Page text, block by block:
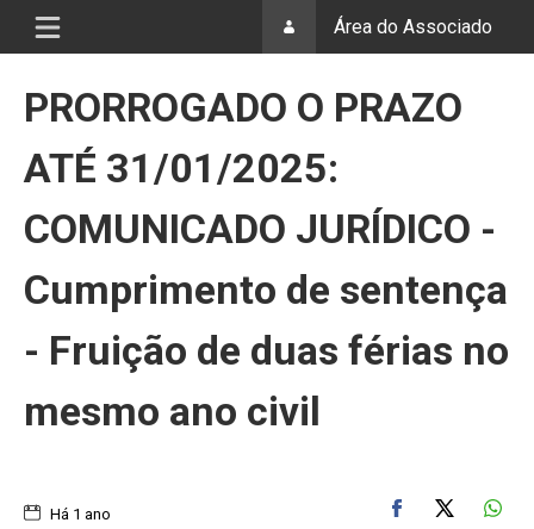
Área do Associado
PRORROGADO O PRAZO
ATÉ 31/01/2025:
COMUNICADO JURÍDICO -
Cumprimento de sentença
- Fruição de duas férias no
mesmo ano civil
Há 1 ano